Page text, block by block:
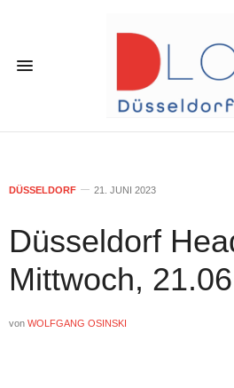
DÜSSELDORF 21. JUNI 2023
Düsseldorf
Mittwoch,
von WOLFGANG OSINSKI